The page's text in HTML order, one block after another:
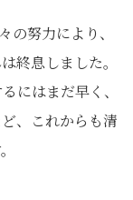
の努力により、
終息しました。
にはまだ早く、
、これからも清